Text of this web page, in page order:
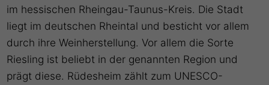
im hessischen Rheingau-Taunus-Kreis. Die Stadt
liegt im deutschen Rheintal und besticht vor allem
durch ihre Weinherstellung. Vor allem die Sorte
Riesling ist beliebt in der genannten Region und
prägt diese. Rüdesheim zählt zum UNESCO-